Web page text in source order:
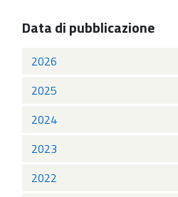
Data di pubblicazione
2026
2025
2024
2023
2022